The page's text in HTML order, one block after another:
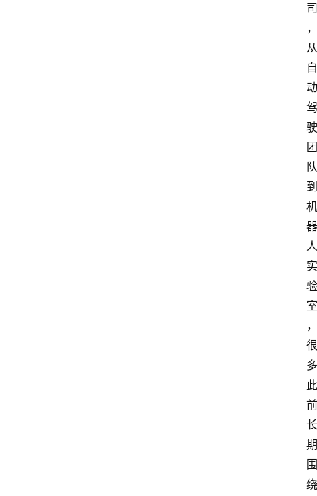
司
，
从
自
动
驾
驶
团
队
到
机
器
人
实
验
室
，
很
多
此
前
长
期
围
绕